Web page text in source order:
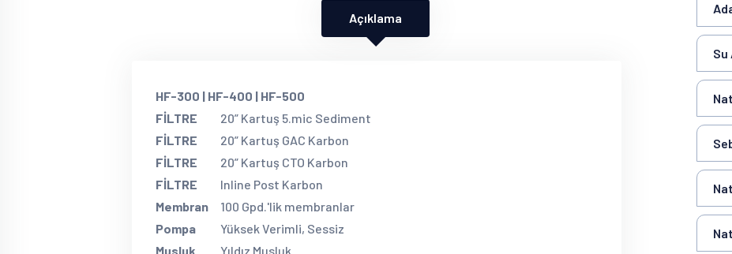
Açıklama
HF-300 | HF-400 | HF-500
FİLTRE
20” Kartuş 5.mic Sediment
FİLTRE
20” Kartuş GAC Karbon
FİLTRE
20” Kartuş CTO Karbon
FİLTRE
Inline Post Karbon
Membran 100 Gpd.'lik membranlar
Pompa
Yüksek Verimli, Sessiz
Musluk
Yıldız Musluk
Su